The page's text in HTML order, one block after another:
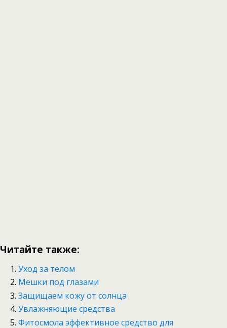
Читайте также:
Уход за телом
Мешки под глазами
Защищаем кожу от солнца
Увлажняющие средства
Фитосмола эффективное средство для